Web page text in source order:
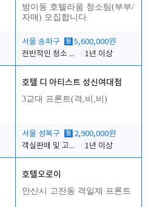
방이동 호텔라움 청소팀(부부/
자매) 모집합니다.
서울 송파구 월 5,600,000원
전반적인 청소 업무(객실청소.객실정리)
1년 이상
호텔 디 아티스트 성신여대점
3교대 프론트(격,비,비)
서울 성북구 월 2,900,000원
객실판매 및 고객응대
1년 이상
호텔오로이
안산시 고잔동 격일제 프론트